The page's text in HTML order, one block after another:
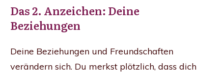
Das 2. Anzeichen: Deine
Beziehungen
Deine Beziehungen und Freundschaften
verändern sich. Du merkst plötzlich, dass dich